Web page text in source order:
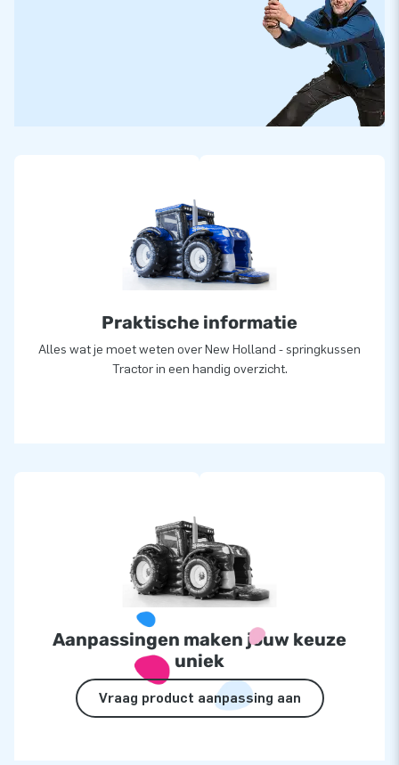
Praktische informatie
Alles wat je moet weten over New Holland - springkussen
Tractor in een handig overzicht.
Aanpassingen maken jouw keuze
uniek
Vraag product aanpassing aan